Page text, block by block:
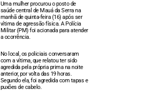
Uma mulher procurou o posto de
saúde central de Mauá da Serra na
manhã de quinta-feira (16) após ser
vítima de agressão física. A Polícia
Militar (PM) foi acionada para atender
a ocorrência.
No local, os policiais conversaram
com a vítima, que relatou ter sido
agredida pela própria prima na noite
anterior, por volta das 19 horas.
Segundo ela, foi agredida com tapas e
puxões de cabelo.